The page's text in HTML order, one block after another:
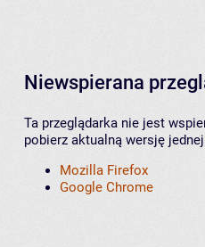
Niewspierana
Ta przeglądarka nie jest
pobierz aktualną wersję
Mozilla Firefox
Google Chrome